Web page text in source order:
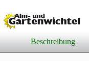
Beschreibung